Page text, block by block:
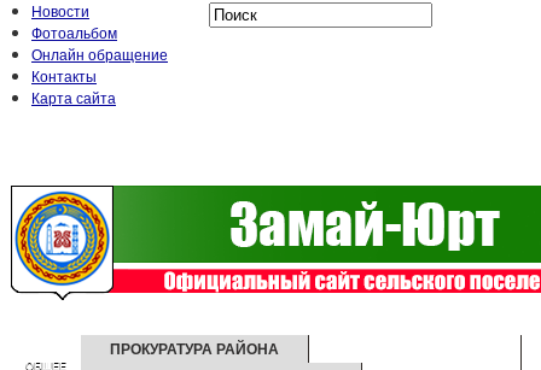
Новости
Фотоальбом
Онлайн обращение
Контакты
Карта сайта
ОБЩЕЕ
ПРОКУРАТУРА РАЙОНА